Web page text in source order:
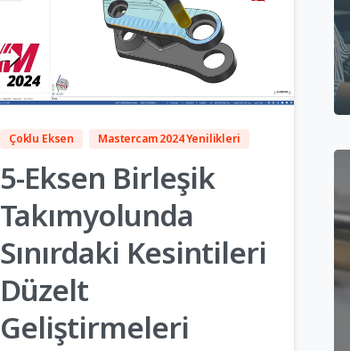
Çoklu Eksen Mastercam 2024 Yenilikleri
5-Eksen Birleşik
Takımyolunda
Sınırdaki Kesintileri
Düzelt
Geliştirmeleri